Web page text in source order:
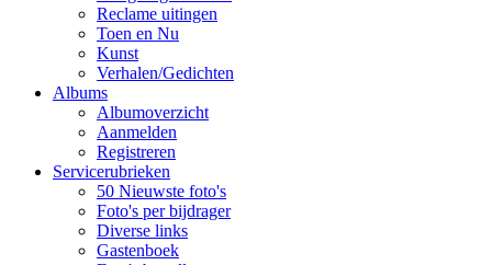
Reclame uitingen
Toen en Nu
Kunst
Verhalen/Gedichten
Albums
Albumoverzicht
Aanmelden
Registreren
Servicerubrieken
50 Nieuwste foto's
Foto's per bijdrager
Diverse links
Gastenboek